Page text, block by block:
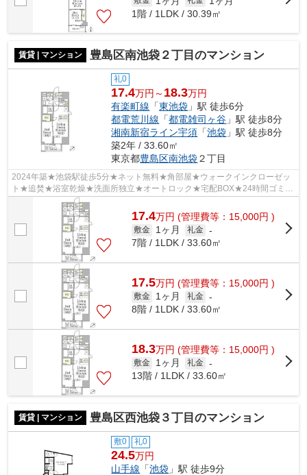
1階 / 1LDK / 30.39㎡
賃貸 | マンション 豊島区南池袋２丁目のマンション
礼0
17.4万円～ 18.3万円
有楽町線 「東池袋 」駅 徒歩6分
都電荒川線 「都電雑司ヶ谷 」駅 徒歩8分
湘南新宿ライン宇須 「池袋 」駅 徒歩8分
築2年 / 33.60㎡
東京都豊島区南池袋２丁目
2024年築★池袋駅徒歩5分★ネット無料★角部屋★ウォークインクローゼッ
ト★追焚★浴室乾燥★洗面所独立★オートロック★宅配BOX★24時間ゴミ出
し可★
17.4万円 (管理費等：15,000円 )
敷金 1ヶ月 礼金 -
7階 / 1LDK / 33.60㎡
17.5万円 (管理費等：15,000円 )
敷金 1ヶ月 礼金 -
8階 / 1LDK / 33.60㎡
18.3万円 (管理費等：15,000円 )
敷金 1ヶ月 礼金 -
13階 / 1LDK / 33.60㎡
賃貸 | マンション 豊島区西池袋３丁目のマンション
敷0 礼0
24.5万円
山手線 「池袋 」駅 徒歩9分